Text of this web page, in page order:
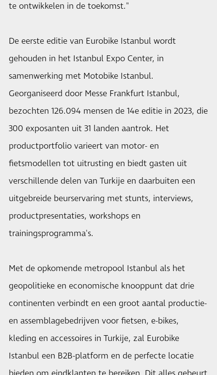
te ontwikkelen in de toekomst."
De eerste editie van Eurobike Istanbul wordt
gehouden in het Istanbul Expo Center, in
samenwerking met Motobike Istanbul.
Georganiseerd door Messe Frankfurt Istanbul,
bezochten 126.094 mensen de 14e editie in 2023, die
300 exposanten uit 31 landen aantrok. Het
productportfolio varieert van motor- en
fietsmodellen tot uitrusting en biedt gasten uit
verschillende delen van Turkije en daarbuiten een
uitgebreide beurservaring met stunts, interviews,
productpresentaties, workshops en
trainingsprogramma's.
Met de opkomende metropool Istanbul als het
geopolitieke en economische knooppunt dat drie
continenten verbindt en een groot aantal productie-
en assemblagebedrijven voor fietsen, e-bikes,
kleding en accessoires in Turkije, zal Eurobike
Istanbul een B2B-platform en de perfecte locatie